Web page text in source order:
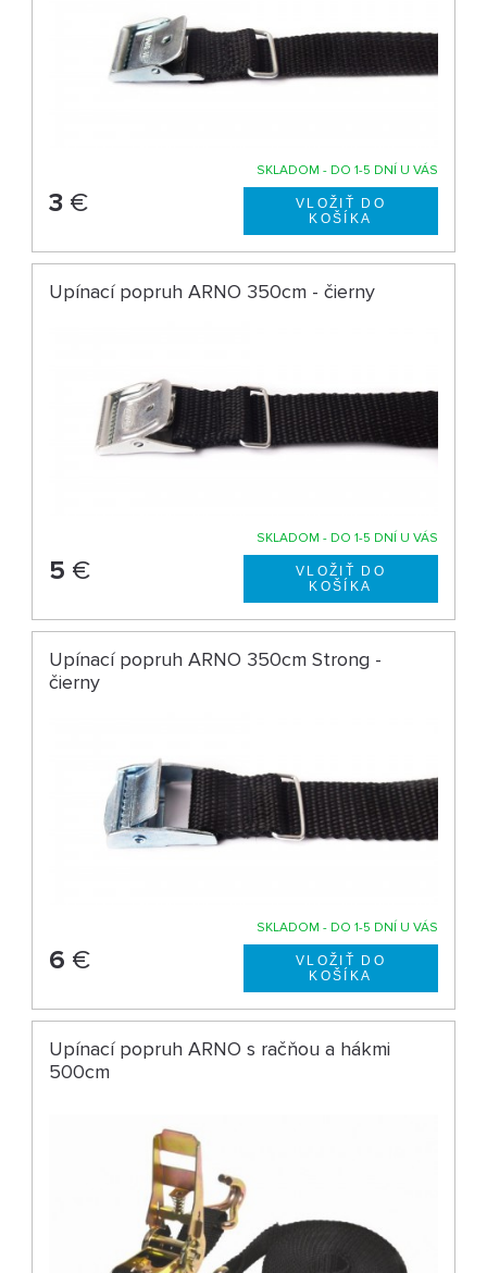
SKLADOM - DO 1-5 DNÍ U VÁS
3 €
Upínací popruh ARNO 350cm - čierny
SKLADOM - DO 1-5 DNÍ U VÁS
5 €
Upínací popruh ARNO 350cm Strong -
čierny
SKLADOM - DO 1-5 DNÍ U VÁS
6 €
Upínací popruh ARNO s račňou a hákmi
500cm